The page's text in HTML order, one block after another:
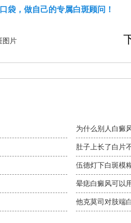
袋，做自己的专属白斑顾问！
图片
为什么别人白癜
肚子上长了白片
伍德灯下白斑模
晕痣白癜风可以
他克莫司对肢端